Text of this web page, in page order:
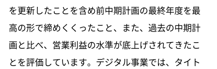
を更新したことを含め前中期計画の最終年度を最
高の形で締めくくったこと、また、過去の中期計
画と比べ、営業利益の水準が底上げされてきたこ
とを評価しています。デジタル事業では、タイト
社外取締役座談会 917 KB
サステナビリティ鼎談 863 KB